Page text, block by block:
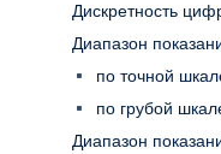
Дискретность
Диапазон
по точной
по грубой
Диапазон